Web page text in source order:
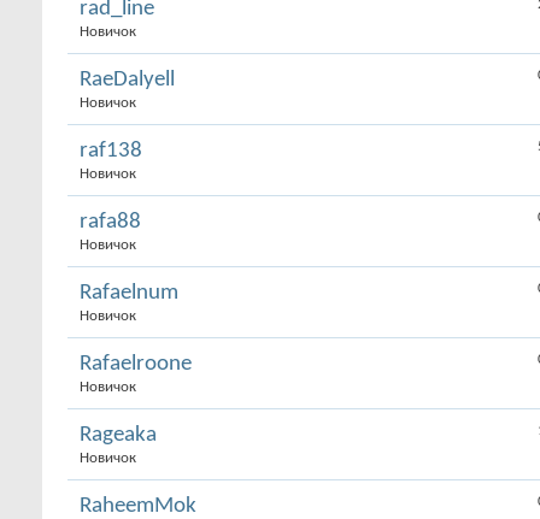
rad_line
Новичок
RaeDalyell
Новичок
raf138
Новичок
rafa88
Новичок
Rafaelnum
Новичок
Rafaelroone
Новичок
Rageaka
Новичок
RaheemMok